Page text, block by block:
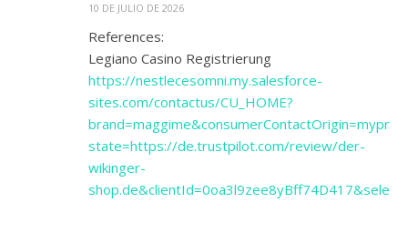
10 DE JULIO DE 2026
References:
Legiano Casino Registrierung
https://nestlecesomni.my.salesforce-
sites.com/contactus/CU_HOME?
state=https://de.trustpilot.com/review/der-
wikinger-